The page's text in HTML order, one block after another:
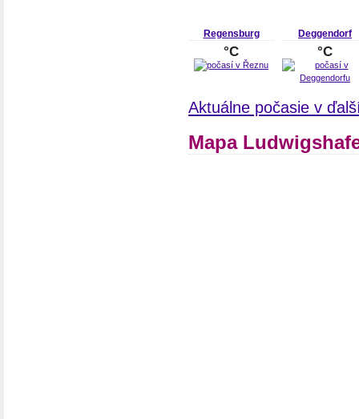
Regensburg
°C
Deggendorf
°C
Aktuálne počasie v
Mapa